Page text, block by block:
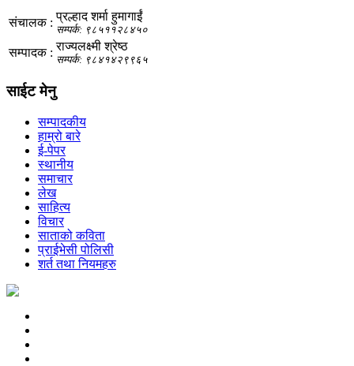
संचालक : प्रल्हाद शर्मा हुमागाईं
सम्पर्क: ९८५११२८४५०
सम्पादक : राज्यलक्ष्मी श्रेष्ठ
सम्पर्क: ९८४१४२९९६५
साईट मेनु
सम्पादकीय
हाम्रो बारे
ई-पेपर
स्थानीय
समाचार
लेख
साहित्य
विचार
साताको कविता
प्राईभेसी पोलिसी
शर्त तथा नियमहरु